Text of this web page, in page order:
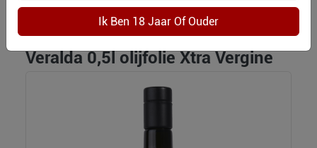
PERSOONLIJK-
WIJN-
KADOBON
8018 VERALDA 0 5L OLIJFOLIE XTRA VERGINE
Veralda 0,5l olijfolie Xtra Vergine